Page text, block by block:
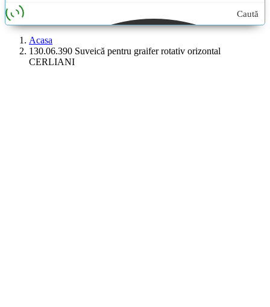
Caută
Acasa
130.06.390 Suveică pentru graifer rotativ orizontal
CERLIANI